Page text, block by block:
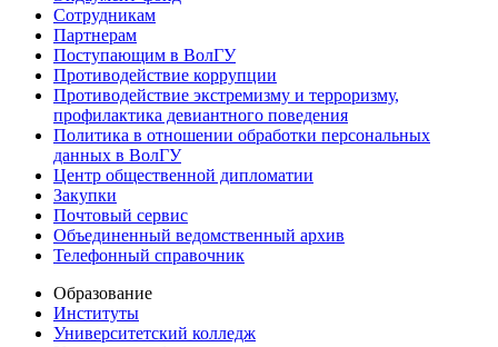
Сотрудникам
Партнерам
Поступающим в ВолГУ
Противодействие коррупции
Противодействие экстремизму и терроризму,
профилактика девиантного поведения
Политика в отношении обработки персональных
данных в ВолГУ
Центр общественной дипломатии
Закупки
Почтовый сервис
Объединенный ведомственный архив
Телефонный справочник
Образование
Институты
Университетский колледж